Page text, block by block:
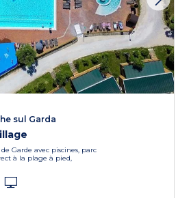
sul Garda
Garde avec piscines, parc
à la plage à pied,